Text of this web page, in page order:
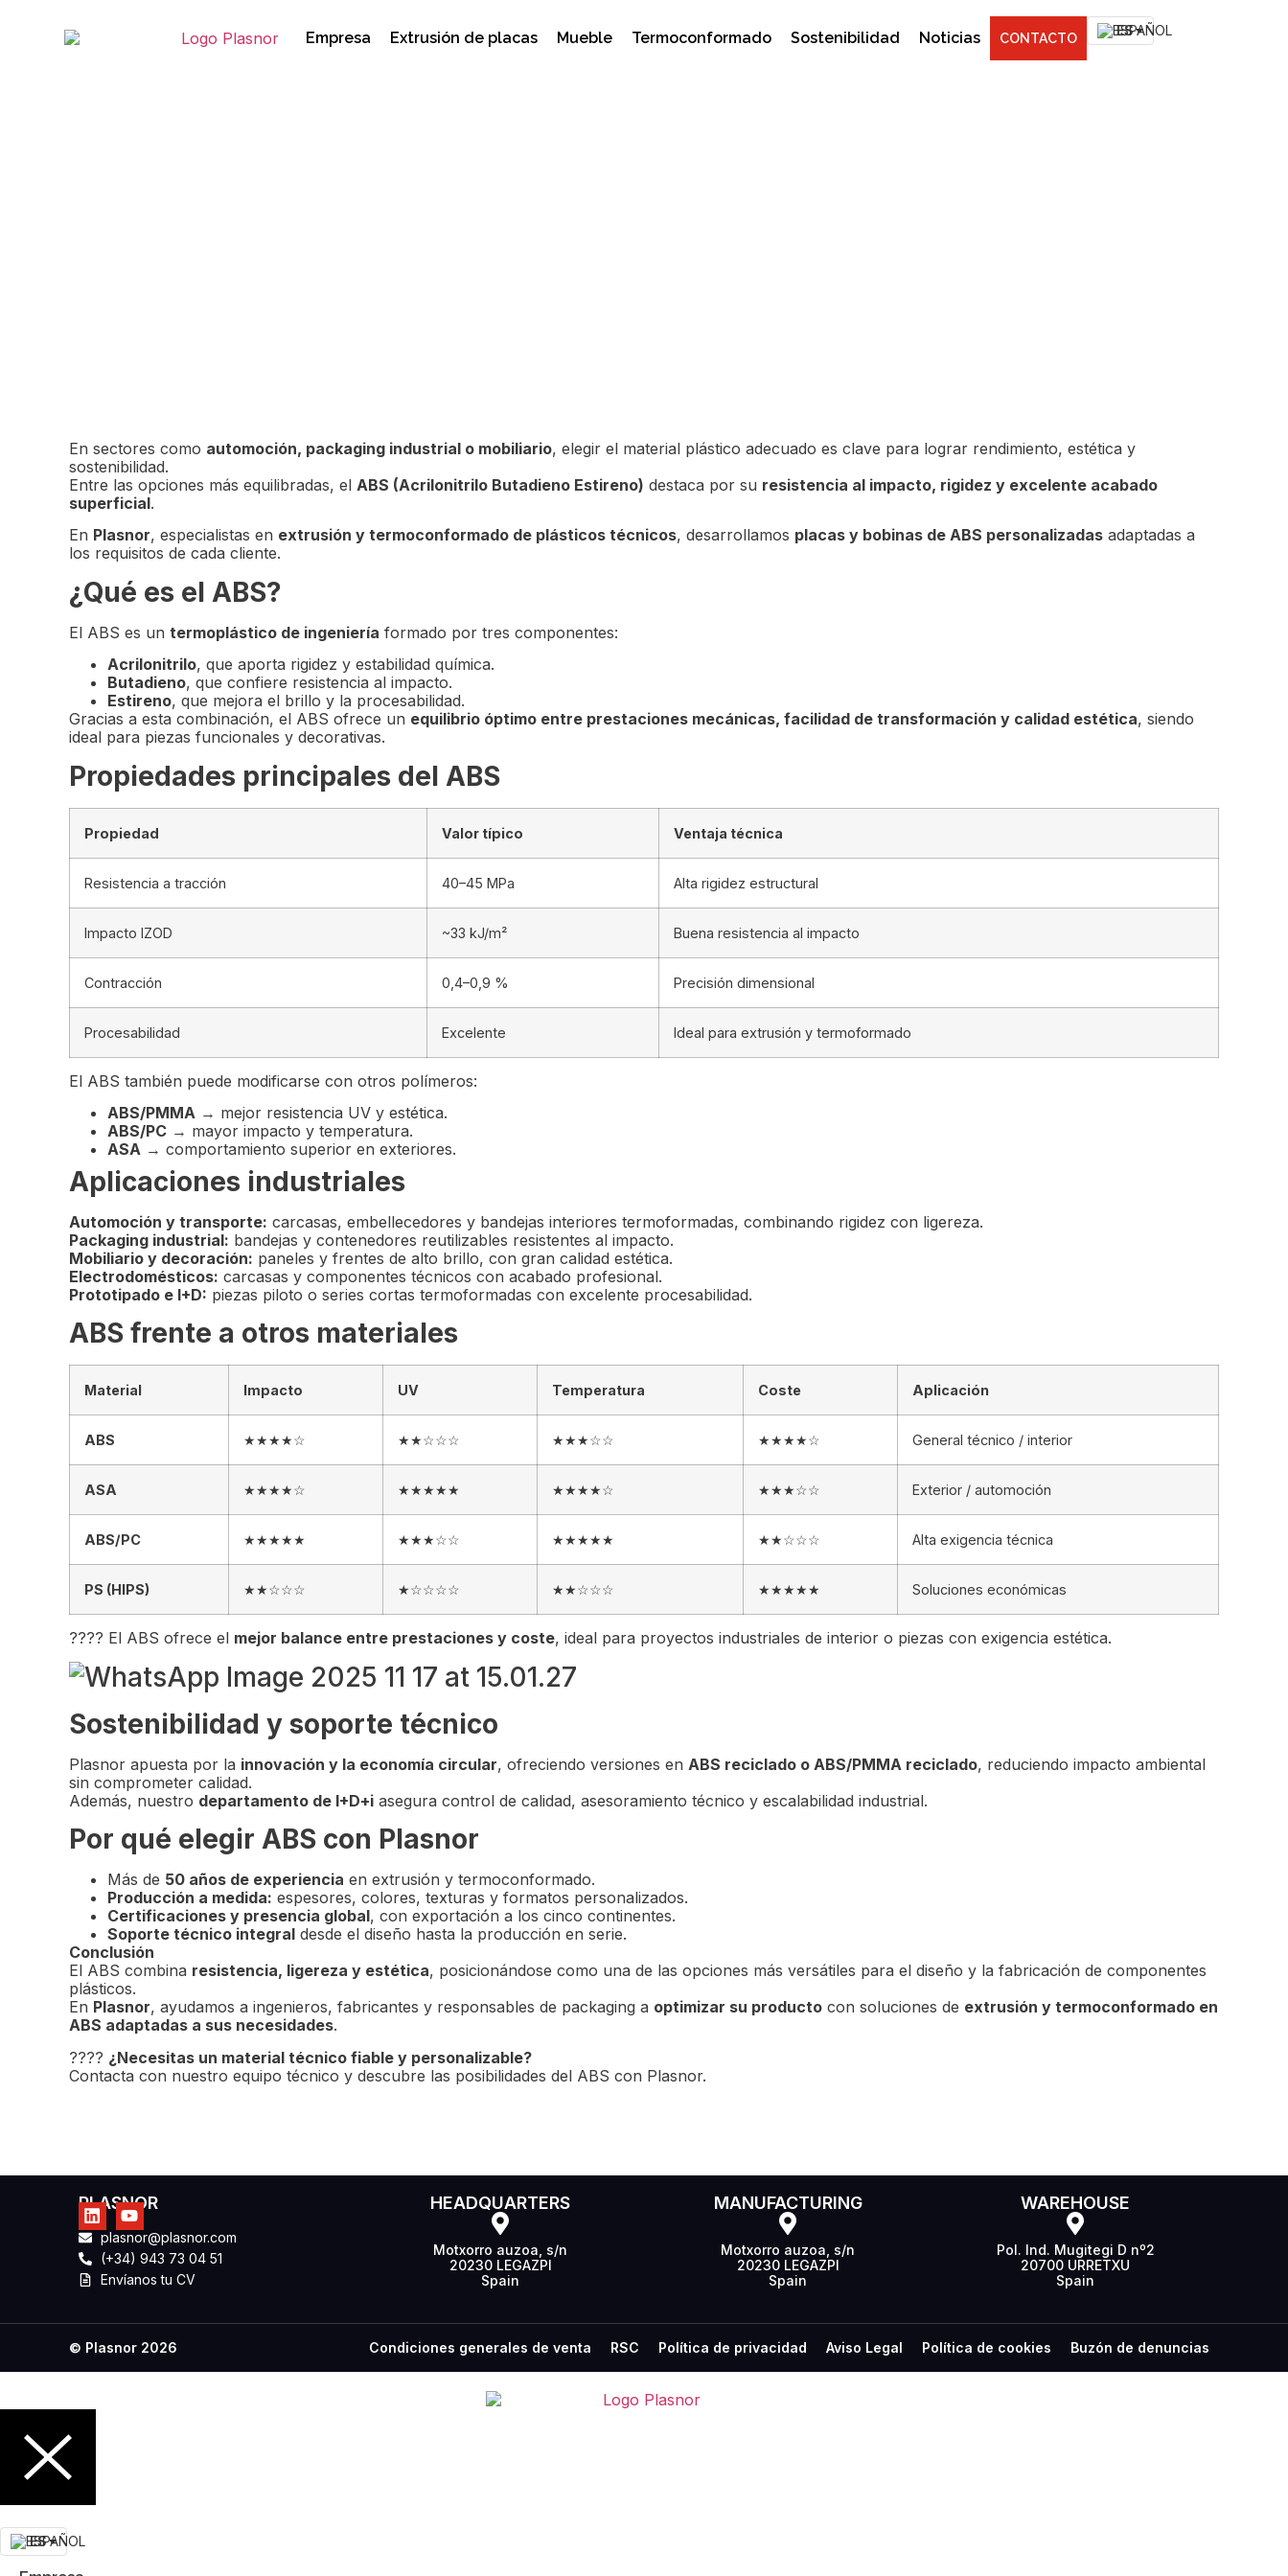
Empresa Extrusión de placas Mueble Termoconformado Sostenibilidad Noticias CONTACTO ES
En sectores como automoción, packaging industrial o mobiliario, elegir el material plástico adecuado es clave para lograr rendimiento, estética y
sostenibilidad.
Entre las opciones más equilibradas, el ABS (Acrilonitrilo Butadieno Estireno) destaca por su resistencia al impacto, rigidez y excelente acabado
superficial.
En Plasnor, especialistas en extrusión y termoconformado de plásticos técnicos, desarrollamos placas y bobinas de ABS personalizadas adaptadas a
los requisitos de cada cliente.
¿Qué es el ABS?
El ABS es un termoplástico de ingeniería formado por tres componentes:
Acrilonitrilo, que aporta rigidez y estabilidad química.
Butadieno, que confiere resistencia al impacto.
Estireno, que mejora el brillo y la procesabilidad.
Gracias a esta combinación, el ABS ofrece un equilibrio óptimo entre prestaciones mecánicas, facilidad de transformación y calidad estética, siendo
ideal para piezas funcionales y decorativas.
Propiedades principales del ABS
Propiedad Valor típico Ventaja técnica
Resistencia a tracción 40–45 MPa Alta rigidez estructural
Impacto IZOD ~33 kJ/m² Buena resistencia al impacto
Contracción 0,4–0,9 % Precisión dimensional
Procesabilidad Excelente Ideal para extrusión y termoformado
El ABS también puede modificarse con otros polímeros:
ABS/PMMA → mejor resistencia UV y estética.
ABS/PC → mayor impacto y temperatura.
ASA → comportamiento superior en exteriores.
Aplicaciones industriales
Automoción y transporte: carcasas, embellecedores y bandejas interiores termoformadas, combinando rigidez con ligereza.
Packaging industrial: bandejas y contenedores reutilizables resistentes al impacto.
Mobiliario y decoración: paneles y frentes de alto brillo, con gran calidad estética.
Electrodomésticos: carcasas y componentes técnicos con acabado profesional.
Prototipado e I+D: piezas piloto o series cortas termoformadas con excelente procesabilidad.
ABS frente a otros materiales
Material Impacto UV Temperatura Coste Aplicación
ABS ★★★★☆ ★★☆☆☆ ★★★☆☆ ★★★★☆ General técnico / interior
ASA ★★★★☆ ★★★★★ ★★★★☆ ★★★☆☆ Exterior / automoción
ABS/PC ★★★★★ ★★★☆☆ ★★★★★ ★★☆☆☆ Alta exigencia técnica
PS (HIPS) ★★☆☆☆ ★☆☆☆☆ ★★☆☆☆ ★★★★★ Soluciones económicas
???? El ABS ofrece el mejor balance entre prestaciones y coste, ideal para proyectos industriales de interior o piezas con exigencia estética.
Sostenibilidad y soporte técnico
Plasnor apuesta por la innovación y la economía circular, ofreciendo versiones en ABS reciclado o ABS/PMMA reciclado, reduciendo impacto ambiental
sin comprometer calidad.
Además, nuestro departamento de I+D+i asegura control de calidad, asesoramiento técnico y escalabilidad industrial.
Por qué elegir ABS con Plasnor
Más de 50 años de experiencia en extrusión y termoconformado.
Producción a medida: espesores, colores, texturas y formatos personalizados.
Certificaciones y presencia global, con exportación a los cinco continentes.
Soporte técnico integral desde el diseño hasta la producción en serie.
Conclusión
El ABS combina resistencia, ligereza y estética, posicionándose como una de las opciones más versátiles para el diseño y la fabricación de componentes
plásticos.
En Plasnor, ayudamos a ingenieros, fabricantes y responsables de packaging a optimizar su producto con soluciones de extrusión y termoconformado en
ABS adaptadas a sus necesidades.
???? ¿Necesitas un material técnico fiable y personalizable?
Contacta con nuestro equipo técnico y descubre las posibilidades del ABS con Plasnor.
PLASNOR
plasnor@plasnor.com
(+34) 943 73 04 51
Envíanos tu CV
HEADQUARTERS
Motxorro auzoa, s/n
20230 LEGAZPI
Spain
MANUFACTURING
Motxorro auzoa, s/n
20230 LEGAZPI
Spain
WAREHOUSE
Pol. Ind. Mugitegi D nº2
20700 URRETXU
Spain
© Plasnor 2026 Condiciones generales de venta RSC Política de privacidad Aviso Legal Política de cookies Buzón de denuncias
ES